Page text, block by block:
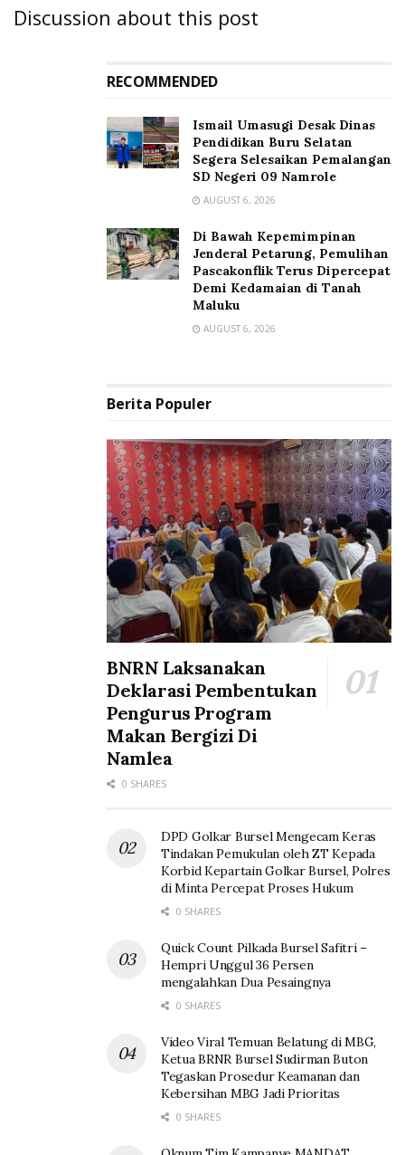
Discussion about this post
RECOMMENDED
Ismail Umasugi Desak Dinas
Pendidikan Buru Selatan
Segera Selesaikan Pemalangan
SD Negeri 09 Namrole
AUGUST 6, 2026
Di Bawah Kepemimpinan
Jenderal Petarung, Pemulihan
Pascakonflik Terus Dipercepat
Demi Kedamaian di Tanah
Maluku
AUGUST 6, 2026
Berita Populer
BNRN Laksanakan
Deklarasi Pembentukan
Pengurus Program
Makan Bergizi Di
Namlea
0 SHARES
DPD Golkar Bursel Mengecam Keras
Tindakan Pemukulan oleh ZT Kepada
Korbid Kepartain Golkar Bursel, Polres
di Minta Percepat Proses Hukum
0 SHARES
Quick Count Pilkada Bursel Safitri –
Hempri Unggul 36 Persen
mengalahkan Dua Pesaingnya
0 SHARES
Video Viral Temuan Belatung di MBG,
Ketua BRNR Bursel Sudirman Buton
Tegaskan Prosedur Keamanan dan
Kebersihan MBG Jadi Prioritas
0 SHARES